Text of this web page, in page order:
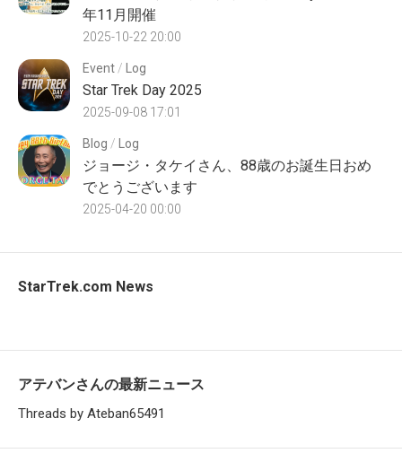
年11月開催
2025-10-22 20:00
Event/ Log
Star Trek Day 2025
2025-09-08 17:01
Blog / Log
ジョージ・タケイさん、88歳のお誕生日おめ
でとうございます
2025-04-20 00:00
StarTrek.com News
アテバンさんの最新ニュース
Threads by Ateban65491